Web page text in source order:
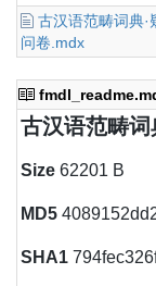
古汉语范畴词典·
问卷.mdx
古汉语范畴
Size 62201 B
MD5
SHA1